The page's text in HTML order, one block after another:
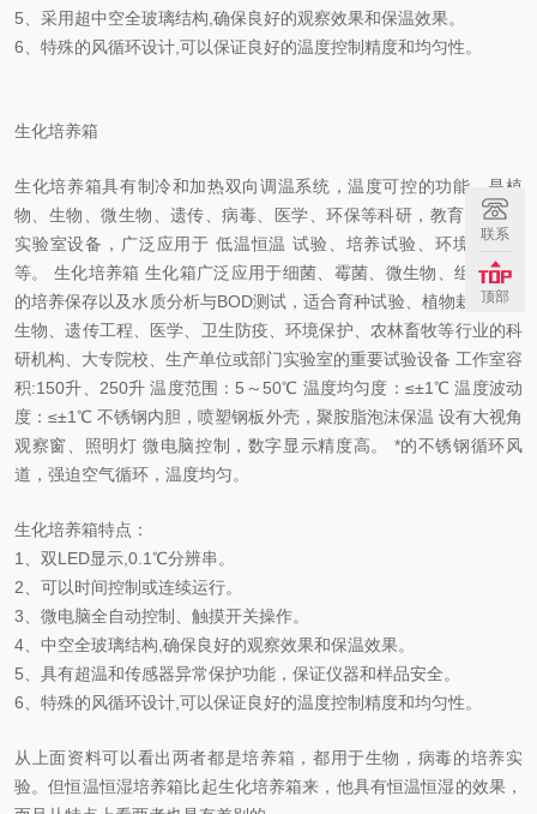
5、采用超中空全玻璃结构,确保良好的观察效果和保温效果。
6、特殊的风循环设计,可以保证良好的温度控制精度和均匀性。
生化培养箱
生化培养箱具有制冷和加热双向调温系统，温度可控的功能，是植
物、生物、微生物、遗传、病毒、医学、环保等科研，教育部门*的
实验室设备，广泛应用于 低温恒温 试验、培养试验、环境试验等
等。 生化培养箱 生化箱广泛应用于细菌、霉菌、微生物、组织细胞
的培养保存以及水质分析与BOD测试，适合育种试验、植物栽培。是
生物、遗传工程、医学、卫生防疫、环境保护、农林畜牧等行业的科
研机构、大专院校、生产单位或部门实验室的重要试验设备 工作室容
积:150升、250升 温度范围：5～50℃ 温度均匀度：≤±1℃ 温度波动
度：≤±1℃ 不锈钢内胆，喷塑钢板外壳，聚胺脂泡沫保温 设有大视角
观察窗、照明灯 微电脑控制，数字显示精度高。 *的不锈钢循环风
道，强迫空气循环，温度均匀。
生化培养箱特点：
1、双LED显示,0.1℃分辨串。
2、可以时间控制或连续运行。
3、微电脑全自动控制、触摸开关操作。
4、中空全玻璃结构,确保良好的观察效果和保温效果。
5、具有超温和传感器异常保护功能，保证仪器和样品安全。
6、特殊的风循环设计,可以保证良好的温度控制精度和均匀性。
从上面资料可以看出两者都是培养箱，都用于生物，病毒的培养实
验。但恒温恒湿培养箱比起生化培养箱来，他具有恒温恒湿的效果，
联系
顶部